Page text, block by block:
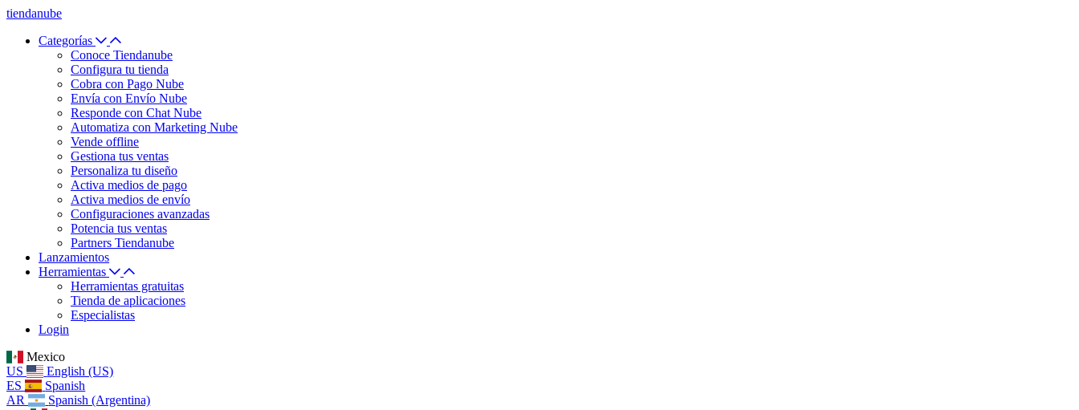
tiendanube
Categorías
Conoce Tiendanube
Configura tu tienda
Cobra con Pago Nube
Envía con Envío Nube
Responde con Chat Nube
Automatiza con Marketing Nube
Vende offline
Gestiona tus ventas
Personaliza tu diseño
Activa medios de pago
Activa medios de envío
Configuraciones avanzadas
Potencia tus ventas
Partners Tiendanube
Lanzamientos
Herramientas
Herramientas gratuitas
Tienda de aplicaciones
Especialistas
Login
Mexico
US
English (US)
ES
Spanish
AR
Spanish (Argentina)